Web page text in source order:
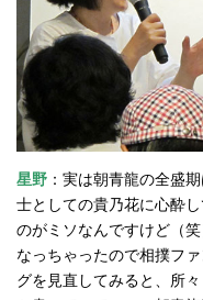
星野 ：実は朝青龍の全盛
士としての貴乃花に心酔
のがミソなんですけど（
なっちゃったので相撲フ
グを見直してみると、所